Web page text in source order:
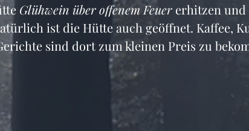
Glühwein über offenem Feuer erhitzen und
ist die Hütte auch geöffnet. Kaffee,
sind dort zum kleinen Preis zu